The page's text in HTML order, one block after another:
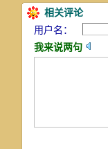
相关评论
用户名：
我来说两句